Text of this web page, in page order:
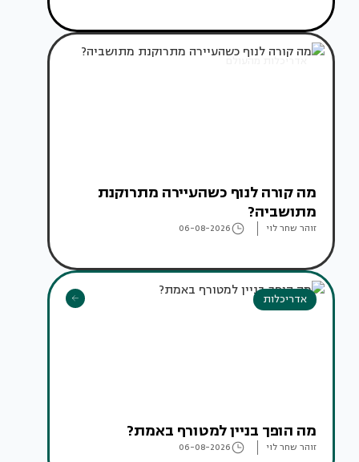
אדריכלות מהעולם
מה קורה לנוף כשהעיירה מתרוקנת
מתושביה?
זוהר שחר לוי 06-08-2026
אדריכלות
מה הופך בניין למטורף באמת?
זוהר שחר לוי 06-08-2026